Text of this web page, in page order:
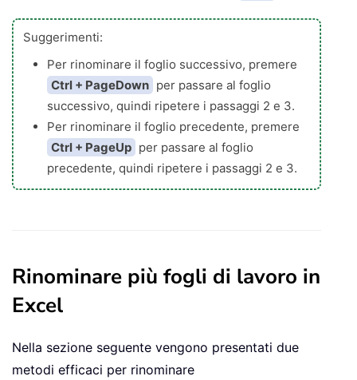
Suggerimenti:
Per rinominare il foglio successivo, premere
Ctrl + PageDown per passare al foglio
successivo, quindi ripetere i passaggi 2 e 3.
Per rinominare il foglio precedente, premere
Ctrl + PageUp per passare al foglio
precedente, quindi ripetere i passaggi 2 e 3.
Rinominare più fogli di lavoro in
Excel
Nella sezione seguente vengono presentati due
metodi efficaci per rinominare